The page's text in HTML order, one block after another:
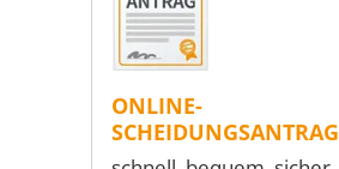
ONLINE-
SCHEIDUNGSANTRAG